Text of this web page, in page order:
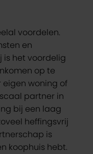
voordelen.
en
is het voordelig
op te
woning of
partner in
bij een laag
heffingsvrij
is
koophuis hebt.